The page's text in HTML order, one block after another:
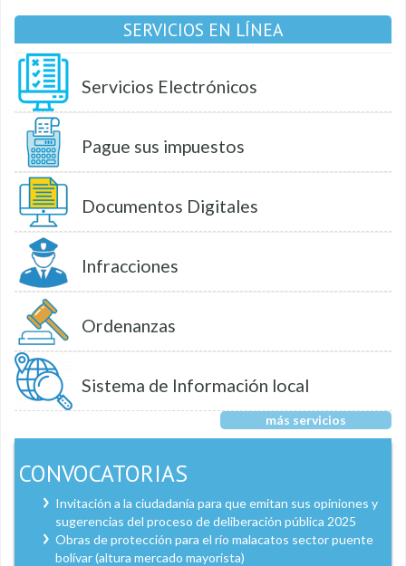
SERVICIOS EN LÍNEA
Servicios Electrónicos
Pague sus impuestos
Documentos Digitales
Infracciones
Ordenanzas
Sistema de Información local
más servicios
CONVOCATORIAS
Invitación a la ciudadanía para que emitan sus opiniones y
sugerencias del proceso de deliberación pública 2025
Obras de protección para el río malacatos sector puente
bolívar (altura mercado mayorista)